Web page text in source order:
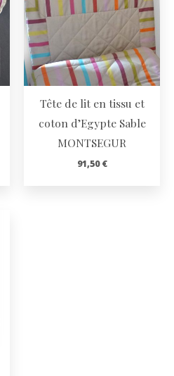
Tête de lit en tissu et
coton d’Egypte Sable
MONTSEGUR
91,50€